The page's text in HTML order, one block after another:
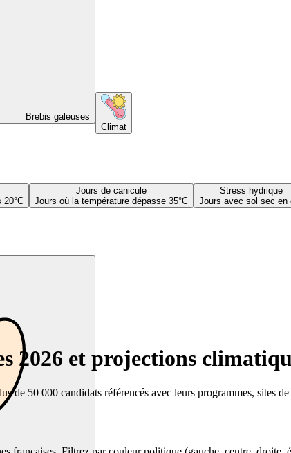
Brebis galeuses
Climat
20°C
Jours de canicule
Jours où la température dépasse 35°C
Stress hydrique
Jours avec sol sec en
2026 et projections
de 50 000 candidats référencés avec leurs programmes, sites